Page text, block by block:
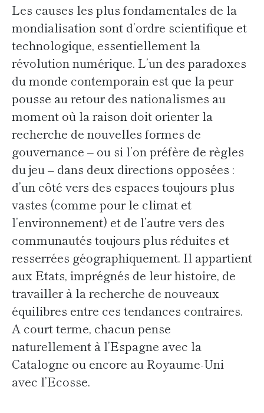
Les causes les plus fondamentales de la
mondialisation sont d’ordre scientifique et
technologique, essentiellement la
révolution numérique. L’un des paradoxes
du monde contemporain est que la peur
pousse au retour des nationalismes au
moment où la raison doit orienter la
recherche de nouvelles formes de
gouvernance – ou si l’on préfère de règles
du jeu – dans deux directions opposées :
d’un côté vers des espaces toujours plus
vastes (comme pour le climat et
l’environnement) et de l’autre vers des
communautés toujours plus réduites et
resserrées géographiquement. Il appartient
aux Etats, imprégnés de leur histoire, de
travailler à la recherche de nouveaux
équilibres entre ces tendances contraires.
A court terme, chacun pense
naturellement à l’Espagne avec la
Catalogne ou encore au Royaume-Uni
avec l’Ecosse.